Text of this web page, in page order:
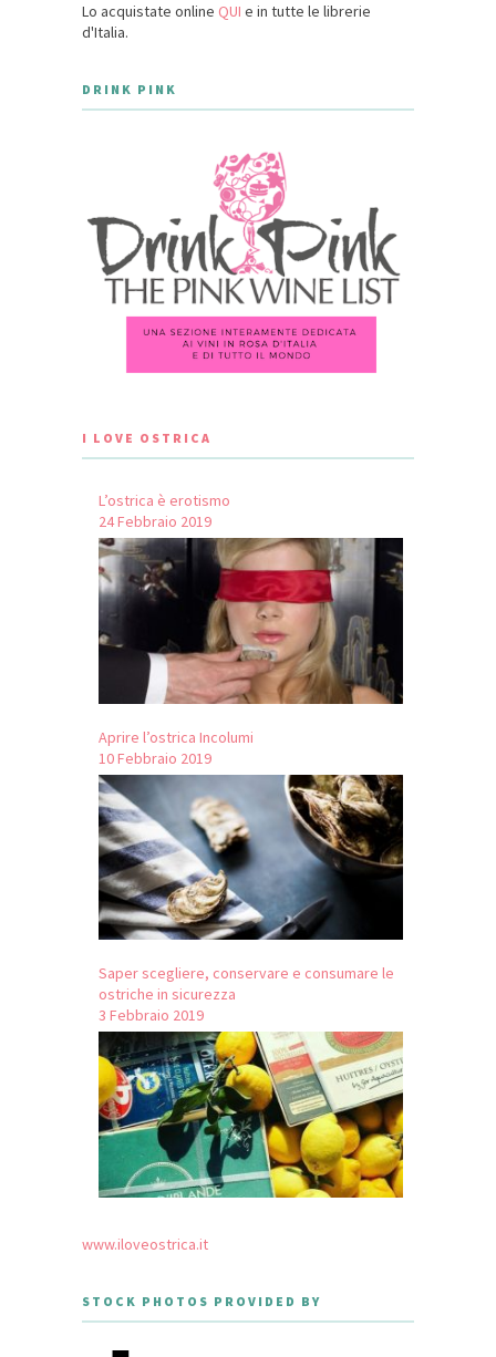
Lo acquistate online QUI e in tutte le librerie
d'Italia.
DRINK PINK
I LOVE OSTRICA
L’ostrica è erotismo
24 Febbraio 2019
Aprire l’ostrica Incolumi
10 Febbraio 2019
Saper scegliere, conservare e consumare le
ostriche in sicurezza
3 Febbraio 2019
www.iloveostrica.it
STOCK PHOTOS PROVIDED BY